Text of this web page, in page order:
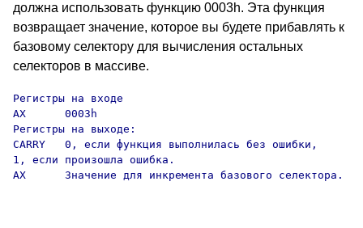
должна использовать функцию 0003h. Эта функция
возвращает значение, которое вы будете прибавлять к
базовому селектору для вычисления остальных
селекторов в массиве.
Регистры на входе
AX      0003h
Регистры на выходе:
CARRY   0, если функция выполнилась без ошибки,
1, если произошла ошибка.
AX      Значение для инкремента базового селектора.